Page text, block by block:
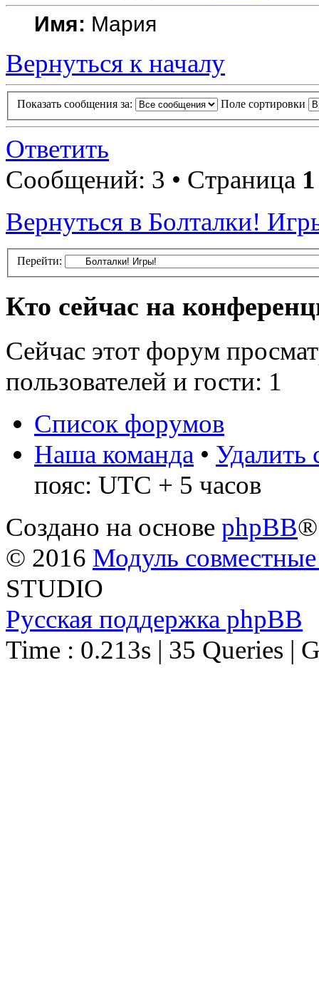
Имя: Мария
Вернуться к началу
Показать сообщения за: Поле сортировки
Ответить
Сообщений: 3 • Страница 1
Вернуться в Болталки!
Перейти:
Кто сейчас на
Сейчас этот форум
пользователей и гости: 1
Список форумов
Наша команда • Удалить
пояс: UTC + 5 часов
Создано на основе phpBB®
© 2016 Модуль
STUDIO
Русская поддержка phpBB
Time : 0.213s | 35 Queries |